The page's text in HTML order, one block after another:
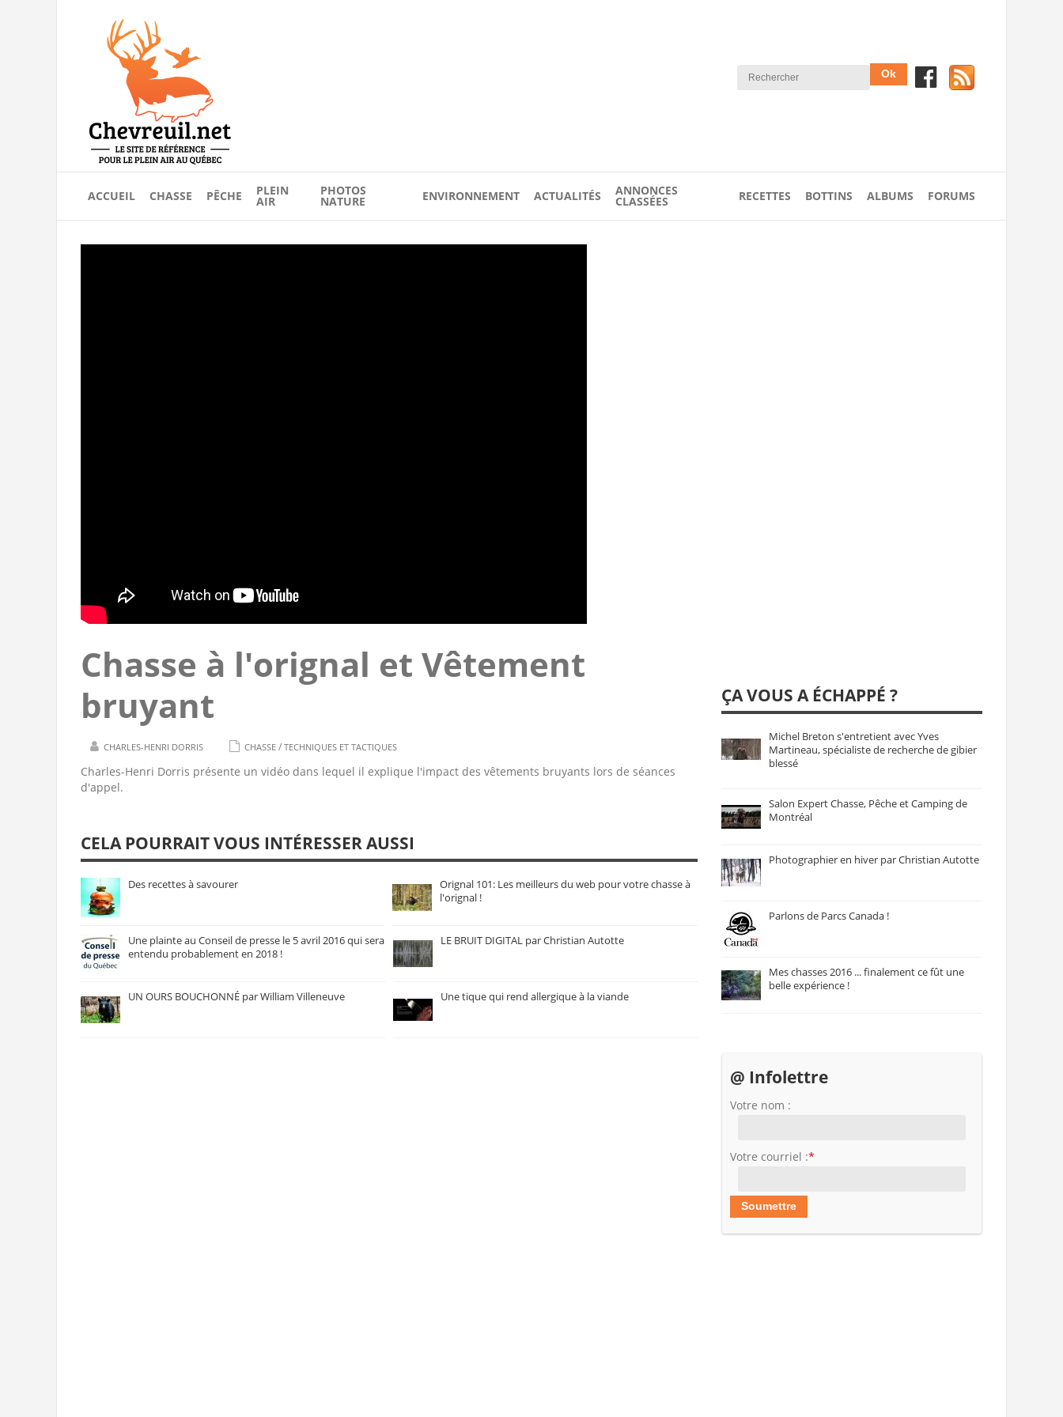
ACCUEIL CHASSE PÊCHE PLEIN
AIR
PHOTOS
NATURE ENVIRONNEMENT ACTUALITÉS ANNONCES
CLASSÉES RECETTES BOTTINS ALBUMS FORUMS
Chasse à l'orignal et Vêtement
bruyant
CHARLES-HENRI DORRIS CHASSE / TECHNIQUES ET TACTIQUES
Charles-Henri Dorris présente un vidéo dans lequel il explique l'impact des vêtements bruyants lors de séances
d'appel.
CELA POURRAIT VOUS INTÉRESSER AUSSI
Des recettes à savourer
Orignal 101: Les meilleurs du web pour votre chasse à
l'orignal !
Une plainte au Conseil de presse le 5 avril 2016 qui sera
entendu probablement en 2018 !
LE BRUIT DIGITAL par Christian Autotte
UN OURS BOUCHONNÉ par William Villeneuve Une tique qui rend allergique à la viande
ÇA VOUS A ÉCHAPPÉ ?
Michel Breton s'entretient avec Yves
Martineau, spécialiste de recherche de gibier
blessé
Salon Expert Chasse, Pêche et Camping de
Montréal
Photographier en hiver par Christian Autotte
Parlons de Parcs Canada !
Mes chasses 2016 ... finalement ce fût une
belle expérience !
@ Infolettre
Votre nom :
Votre courriel :*